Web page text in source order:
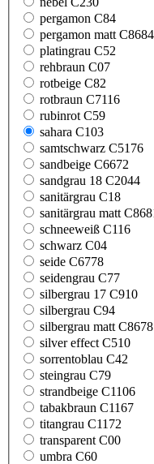
pergamon C84
pergamon matt C8684
platingrau C52
rehbraun C07
rotbeige C82
rotbraun C7116
rubinrot C59
sahara C103
samtschwarz C5176
sandbeige C6672
sandgrau 18 C2044
sanitärgrau C18
sanitärgrau matt
schneeweiß C116
schwarz C04
seide C6778
seidengrau C77
silbergrau 17 C910
silbergrau C94
silbergrau matt C8678
silver effect C510
sorrentoblau C42
steingrau C79
strandbeige C1106
tabakbraun C1167
titangrau C1172
transparent C00
umbra C60